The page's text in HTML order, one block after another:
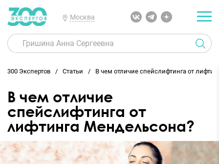
Москва
300 Экспертов Статьи В чем отличие спейслифтинга от
В чем отличие
спейслифтинга от
лифтинга Мендельсона?